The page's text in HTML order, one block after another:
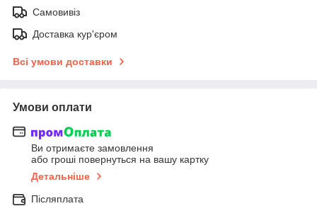
Самовивіз
Доставка кур'єром
Всі умови доставки
Умови оплати
Ви отримаєте замовлення
або гроші повернуться на вашу картку
Детальніше
Післяплата